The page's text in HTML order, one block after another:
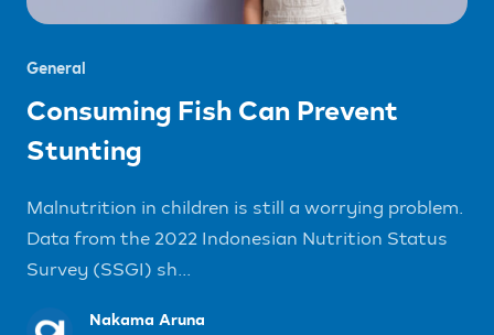
General
Consuming Fish Can Prevent
Stunting
Malnutrition in children is still a worrying problem.
Data from the 2022 Indonesian Nutrition Status
Survey (SSGI) sh...
Nakama Aruna